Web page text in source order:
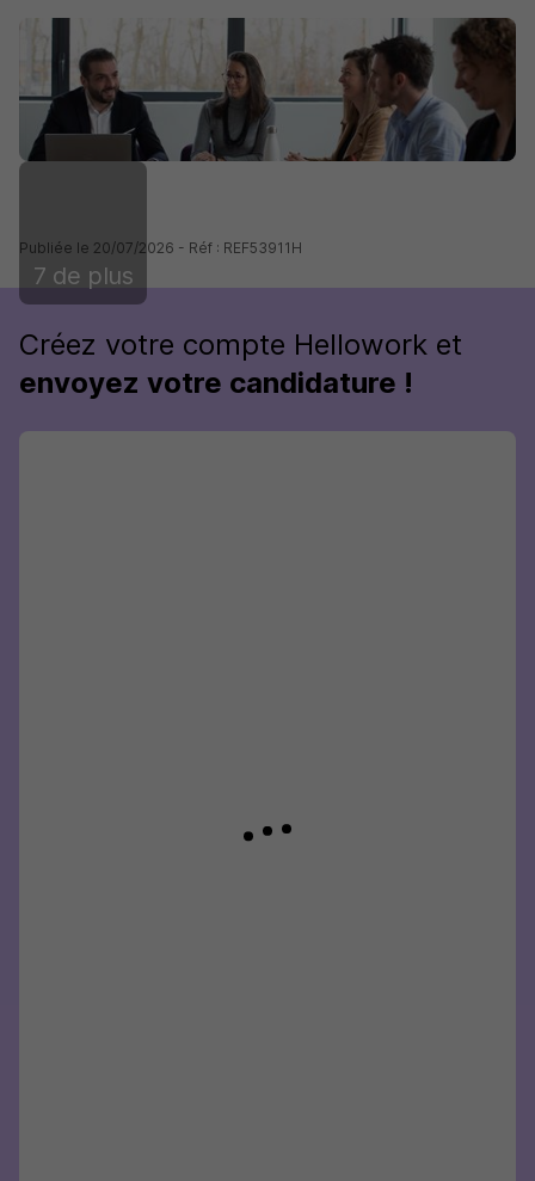
7 de plus
Publiée le 20/07/2026 - Réf : REF53911H
Créez votre compte Hellowork et
envoyez votre candidature !